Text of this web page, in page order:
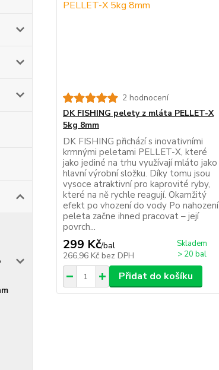
2 hodnocení
DK FISHING pelety z mláta PELLET-X
5kg 8mm
DK FISHING přichází s inovativními
krmnými peletami PELLET-X, které
jako jediné na trhu využívají mláto jako
hlavní výrobní složku. Díky tomu jsou
vysoce atraktivní pro kaprovité ryby,
které na ně rychle reagují. Okamžitý
efekt po vhození do vody Po nahození
peleta začne ihned pracovat – její
povrch...
299 Kč/bal
266,96 Kč bez DPH
Skladem
> 20 bal
Přidat do košíku